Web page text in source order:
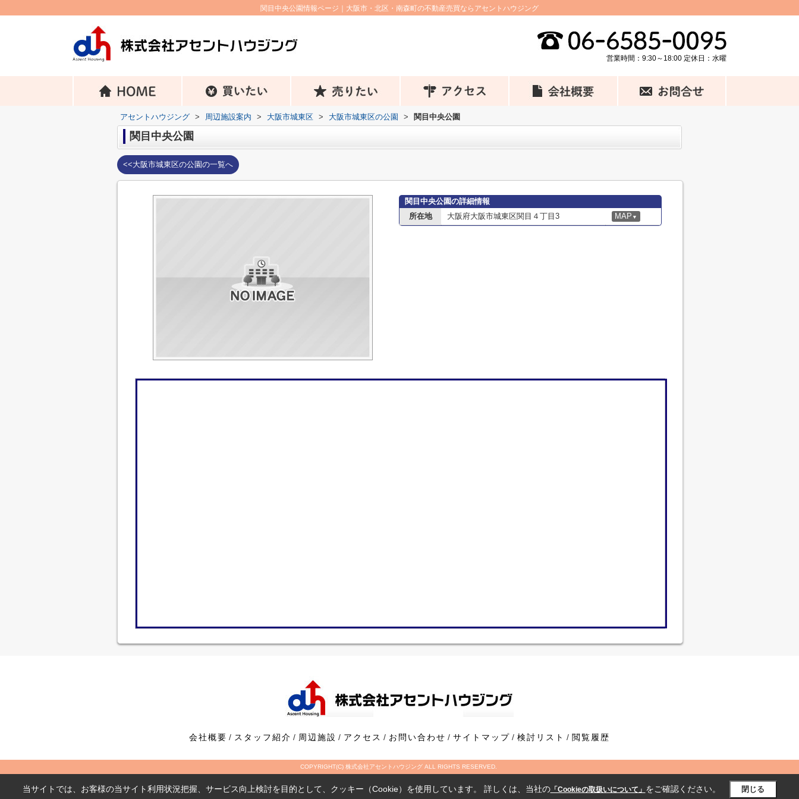
関目中央公園情報ページ｜大阪市・北区・南森町の不動産売買ならアセントハウジング
営業時間：9:30～18:00 定休日：水曜
アセントハウジング > 周辺施設案内 > 大阪市城東区 > 大阪市城東区の公園 > 関目中央公園
関目中央公園
<<大阪市城東区の公園の一覧へ
関目中央公園の詳細情報
所在地
大阪府大阪市城東区関目４丁目3 MAP ▼
会社概要 スタッフ紹介 周辺施設 アクセス お問い合わせ サイトマップ 検討リスト 閲覧履歴
COPYRIGHT(C) 株式会社アセントハウジング ALL RIGHTS RESERVED.
当サイトでは、お客様の当サイト利用状況把握、サービス向上検討を目的として、クッキー（Cookie）を使用しています。 詳しくは、当社の「Cookieの取扱いについて」 をご確認ください。 閉じる